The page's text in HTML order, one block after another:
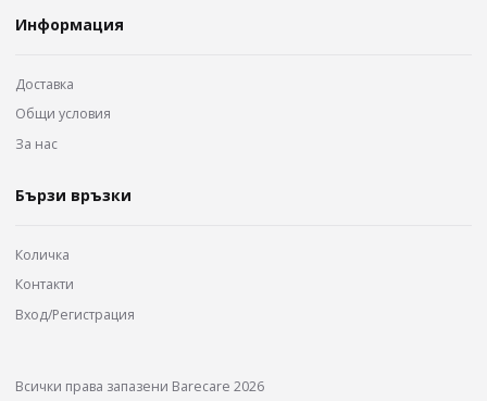
Информация
Доставка
Общи условия
За нас
Бързи връзки
Количка
Контакти
Вход/Регистрация
Всички права запазени Barecare 2026